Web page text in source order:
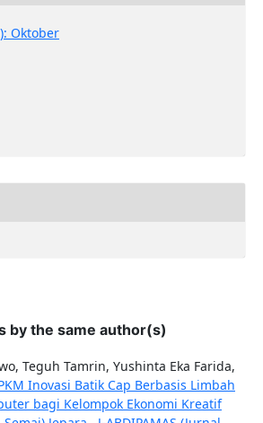
Oktober
by the same author(s)
Teguh Tamrin, Yushinta Eka Farida,
Inovasi Batik Cap Berbasis Limbah
bagi Kelompok Ekonomi Kreatif